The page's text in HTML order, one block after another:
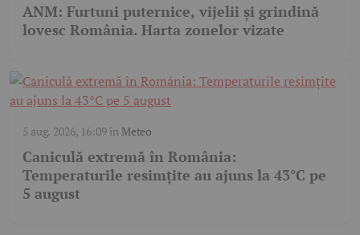
ANM: Furtuni puternice, vijelii și grindină
lovesc România. Harta zonelor vizate
5 aug. 2026, 16:09în Meteo
Caniculă extremă în România:
Temperaturile resimțite au ajuns la 43°C pe
5 august